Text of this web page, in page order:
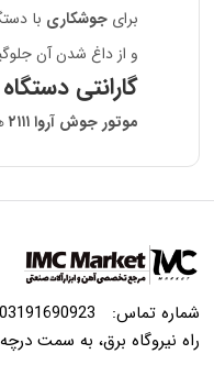
برایجوشکاری
و از داغ شدن آن
گارانتی
موتور جوش آروا ۲۱۱۱
شماره تماس: 03191690923 | 09024002093
راه نیروگاه برق، به سمت